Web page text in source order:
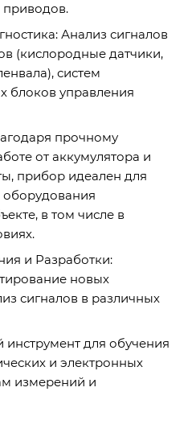
приводов.
Анализ сигналов
(кислородные датчики,
систем
блоков управления
прочному
от аккумулятора и
прибор идеален для
оборудования
в том числе в
и Разработки:
новых
сигналов в различных
для обучения
и электронных
измерений и